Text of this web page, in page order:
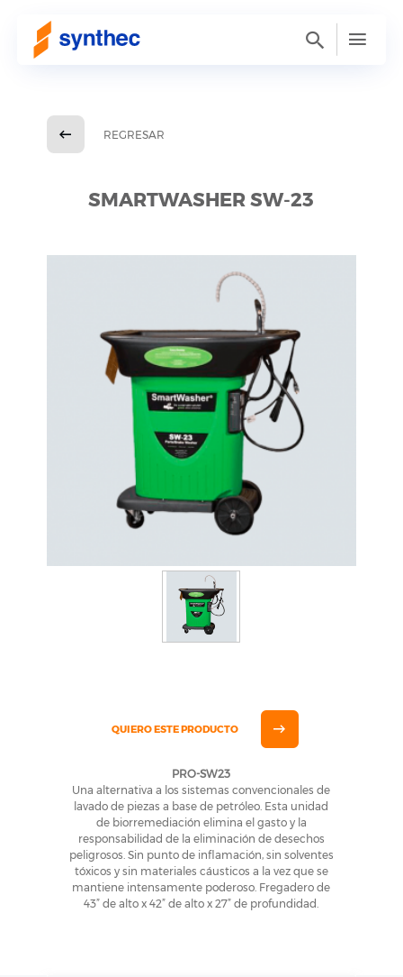
REGRESAR
SMARTWASHER SW-23
QUIERO ESTE PRODUCTO
PRO-SW23
Una alternativa a los sistemas convencionales de
lavado de piezas a base de petróleo. Esta unidad
de biorremediación elimina el gasto y la
responsabilidad de la eliminación de desechos
peligrosos. Sin punto de inflamación, sin solventes
tóxicos y sin materiales cáusticos a la vez que se
mantiene intensamente poderoso. Fregadero de
43” de alto x 42” de alto x 27” de profundidad.